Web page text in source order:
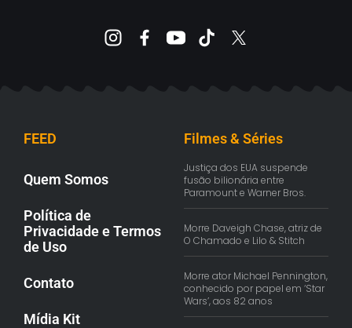
FEED
Quem Somos
Política de
Privacidade e Termos
de Uso
Contato
Mídia Kit
Filmes & Séries
Justiça dos EUA suspende
fusão bilionária entre
Paramount e Warner Bros.
Morre Daveigh Chase, atriz de
O Chamado e Lilo & Stitch
Morre ator Michael Pennington,
conhecido por papel em ‘Star
Wars’, aos 82 anos